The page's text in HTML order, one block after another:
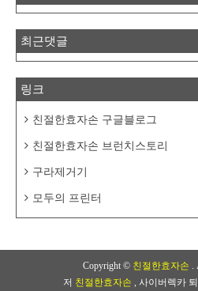
최근댓글
링크
친절한효자손 구글블로그
친절한효자손 브런치스토리
구라제거기
모두의 프린터
Copyright © 친절한효자손
저 친절한효자손
, 사이버렉카